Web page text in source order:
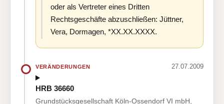
oder als Vertreter eines Dritten
Rechtsgeschäfte abzuschließen: Jüttner,
Vera, Dormagen, *XX.XX.XXXX.
VERÄNDERUNGEN 27.07.2009
HRB 36660
Grundstücksgesellschaft Köln-Ossendorf VI mbH,